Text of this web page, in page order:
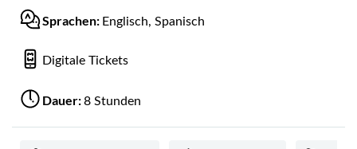
Sprachen: Englisch, Spanisch
Digitale Tickets
Dauer:8 Stunden